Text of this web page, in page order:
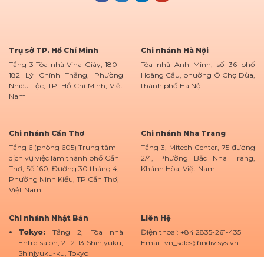
Trụ sở TP. Hồ Chí Minh
Tầng 3 Tòa nhà Vina Giày, 180 -
182 Lý Chính Thắng, Phường
Nhiêu Lộc, TP. Hồ Chí Minh, Việt
Nam
Chi nhánh Hà Nội
Tòa nhà Anh Minh, số 36 phố
Hoàng Cầu, phường Ô Chợ Dừa,
thành phố Hà Nội
Chi nhánh Cần Thơ
Tầng 6 (phòng 605) Trung tâm
dịch vụ việc làm thành phố Cần
Thơ, Số 160, Đường 30 tháng 4,
Phường Ninh Kiều, TP Cần Thơ,
Việt Nam
Chi nhánh Nha Trang
Tầng 3, Mitech Center, 75 đường
2/4, Phường Bắc Nha Trang,
Khánh Hòa, Việt Nam
Chi nhánh Nhật Bản
Tokyo: Tầng 2, Tòa nhà
Entre-salon, 2-12-13 Shinjyuku,
Shinjyuku-ku, Tokyo
Liên Hệ
Điện thoại: +84 2835-261-435
Email: vn_sales@indivisys.vn